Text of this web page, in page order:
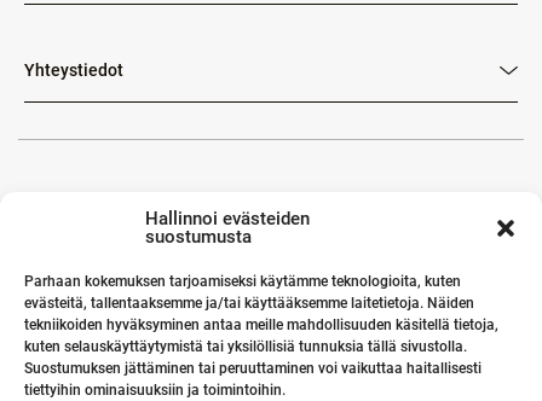
Hallinnoi evästeiden
suostumusta
Parhaan kokemuksen tarjoamiseksi käytämme teknologioita, kuten
evästeitä, tallentaaksemme ja/tai käyttääksemme laitetietoja. Näiden
tekniikoiden hyväksyminen antaa meille mahdollisuuden käsitellä tietoja,
kuten selauskäyttäytymistä tai yksilöllisiä tunnuksia tällä sivustolla.
Suostumuksen jättäminen tai peruuttaminen voi vaikuttaa haitallisesti
tiettyihin ominaisuuksiin ja toimintoihin.
Yhteystiedot